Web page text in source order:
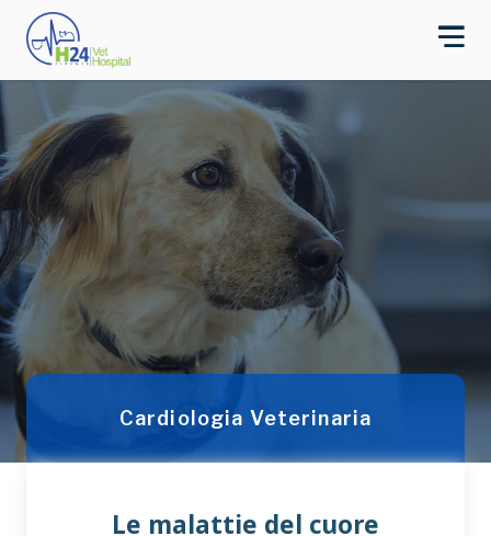
Cardiologia Veterinaria
Le malattie del cuore